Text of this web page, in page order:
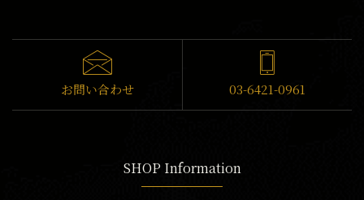
お問い合わせ 03-6421-0961
SHOP Information